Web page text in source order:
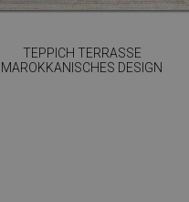
TEPPICH TERRASSE
MAROKKANISCHES DESIGN